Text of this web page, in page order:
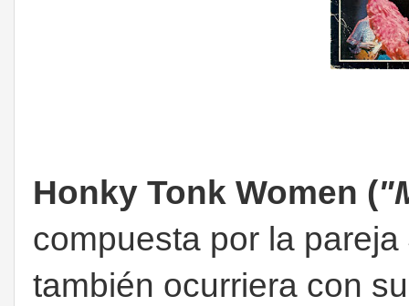
Honky Tonk Women (
compuesta por la pareja
también ocurriera con